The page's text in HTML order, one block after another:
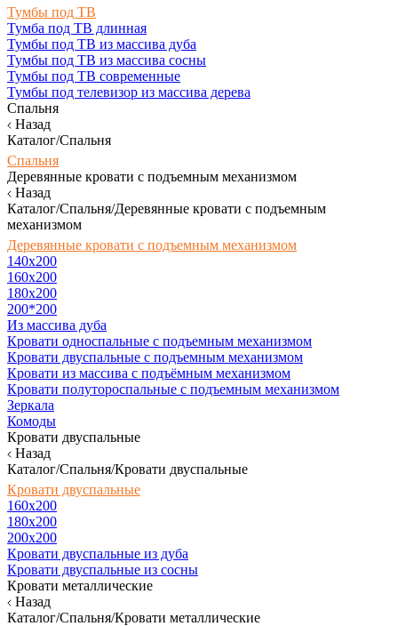
Тумбы под ТВ
Тумба под ТВ длинная
Тумбы под ТВ из массива дуба
Тумбы под ТВ из массива сосны
Тумбы под ТВ современные
Тумбы под телевизор из массива дерева
Спальня
Назад
Каталог/Спальня
Спальня
Деревянные кровати с подъемным механизмом
Назад
Каталог/Спальня/Деревянные кровати с подъемным
механизмом
Деревянные кровати с подъемным механизмом
140x200
160х200
180х200
200*200
Из массива дуба
Кровати односпальные с подъемным механизмом
Кровати двуспальные с подъемным механизмом
Кровати из массива с подъёмным механизмом
Кровати полутороспальные с подъемным механизмом
Зеркала
Комоды
Кровати двуспальные
Назад
Каталог/Спальня/Кровати двуспальные
Кровати двуспальные
160х200
180x200
200x200
Кровати двуспальные из дуба
Кровати двуспальные из сосны
Кровати металлические
Назад
Каталог/Спальня/Кровати металлические